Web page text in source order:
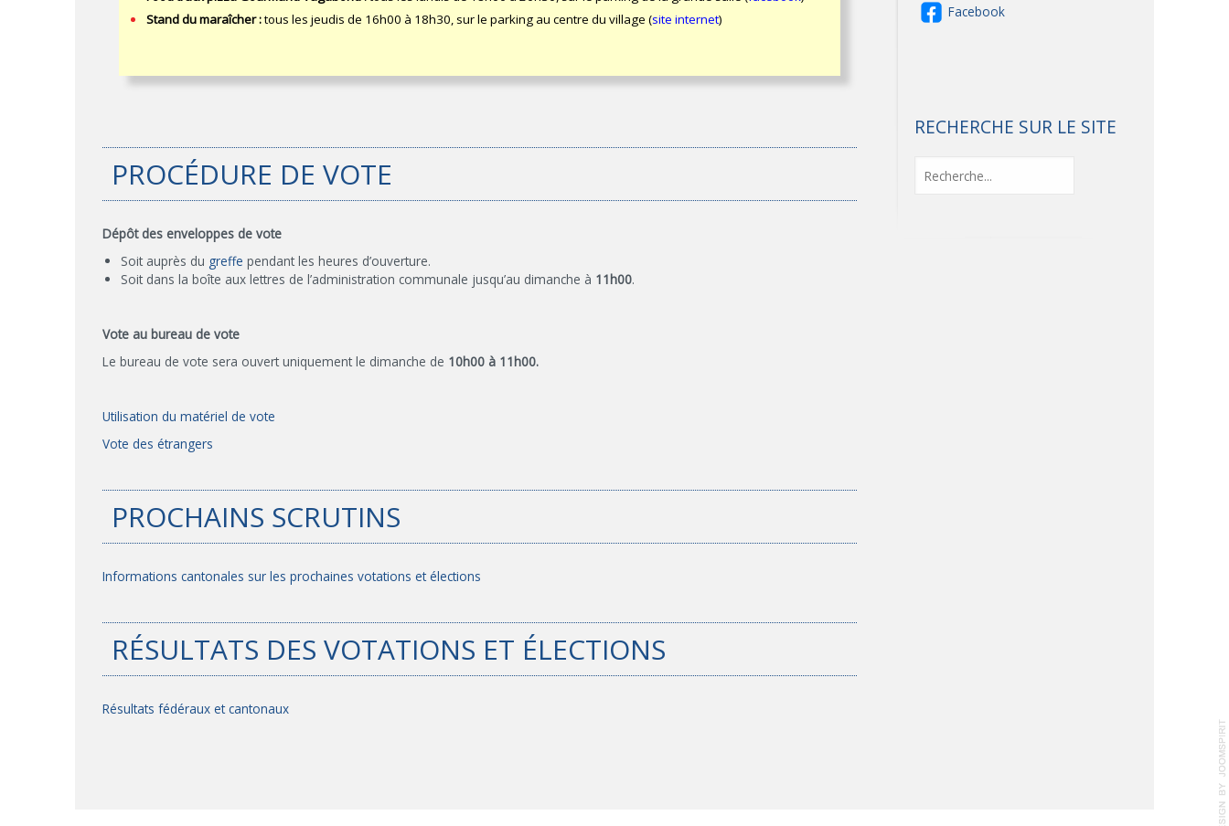
Stand du maraîcher :tous les jeudis de 16h00 à 18h30, sur le parking au centre du village (site internet)
PROCÉDURE DE VOTE
Dépôt des enveloppes de vote
Soit auprès du greffe pendant les heures d’ouverture.
Soit dans la boîte aux lettres de l’administration communale jusqu’au dimanche à 11h00.
Vote au bureau de vote
Le bureau de vote sera ouvert uniquement le dimanche de 10h00 à 11h00.
Utilisation du matériel de vote
Vote des étrangers
PROCHAINS SCRUTINS
Informations cantonales sur les prochaines votations et élections
RÉSULTATS DES VOTATIONS ET ÉLECTIONS
Résultats fédéraux et cantonaux
Facebook
RECHERCHE SUR LE SITE